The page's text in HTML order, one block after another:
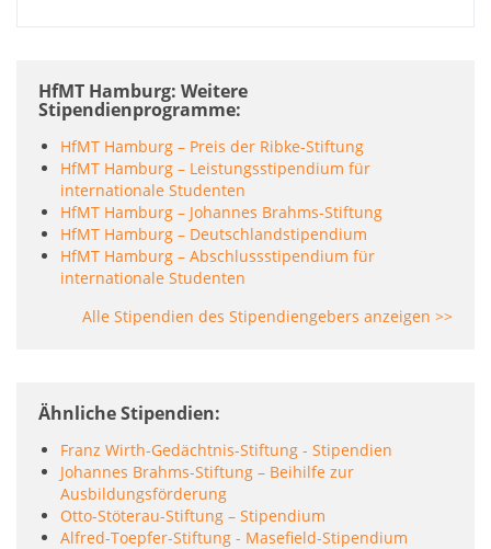
HfMT Hamburg: Weitere
Stipendienprogramme
HfMT Hamburg – Preis der Ribke-Stiftung
HfMT Hamburg – Leistungsstipendium für
internationale Studenten
HfMT Hamburg – Johannes Brahms-Stiftung
HfMT Hamburg – Deutschlandstipendium
HfMT Hamburg – Abschlussstipendium für
internationale Studenten
Alle Stipendien des Stipendiengebers anzeigen >>
Ähnliche Stipendien
Franz Wirth-Gedächtnis-Stiftung - Stipendien
Johannes Brahms-Stiftung – Beihilfe zur
Ausbildungsförderung
Otto-Stöterau-Stiftung – Stipendium
Alfred-Toepfer-Stiftung - Masefield-Stipendium